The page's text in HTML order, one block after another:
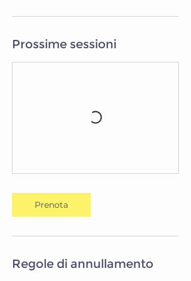
Prossime sessioni
Prenota
Regole di annullamento